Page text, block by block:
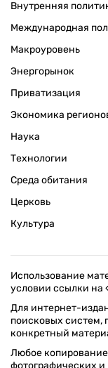
Внутренняя
Международная
Макроуровень
Энергорынок
Приватизация
Экономика
Наука
Технологии
Среда обитания
Церковь
Культура
Использование
условии ссылки на
Для интернет-
поисковых систем,
конкретный
Любое
фотографических